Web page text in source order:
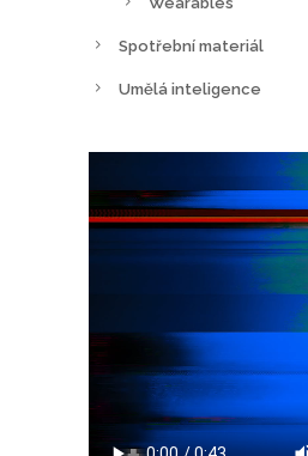
Spotřební materiál
Umělá inteligence